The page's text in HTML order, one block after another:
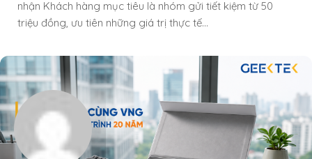
nhận Khách hàng mục tiêu là nhóm gửi tiết kiệm từ 50
triệu đồng, ưu tiên những giá trị thực tế...